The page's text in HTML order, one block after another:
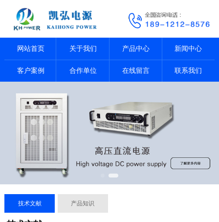
网站首页 关于我们 产品中心 新闻中心
客户案例 合作单位 在线留言 联系我们
技术文献 产品知识